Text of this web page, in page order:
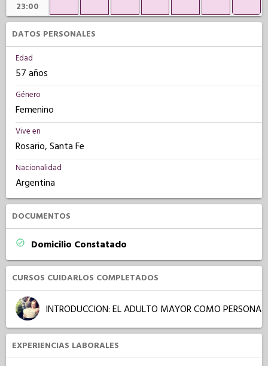
23:00
DATOS PERSONALES
Edad
57 años
Género
Femenino
Vive en
Rosario, Santa Fe
Nacionalidad
Argentina
DOCUMENTOS
Domicilio Constatado
CURSOS CUIDARLOS COMPLETADOS
INTRODUCCION: EL ADULTO MAYOR COMO PERSONA
EXPERIENCIAS LABORALES